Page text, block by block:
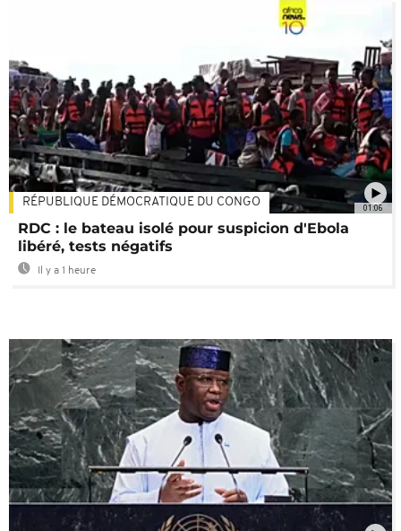
01:06
RÉPUBLIQUE DÉMOCRATIQUE DU CONGO
RDC : le bateau isolé pour suspicion d'Ebola
libéré, tests négatifs
Il y a 1 heure